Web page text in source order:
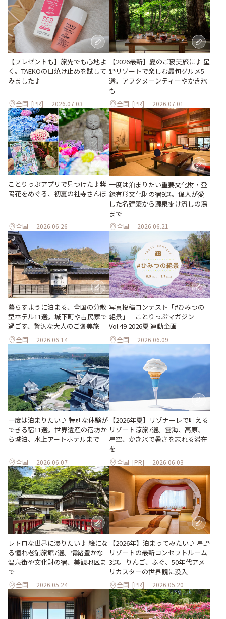
【プレゼントも】旅先でも心地よ
く。TAEKOの日焼け止めを試して
みました♪
全国 [PR] 2026.07.03
【2026最新】夏のご褒美旅に♪ 星
野リゾートで楽しむ最旬グルメ5
選。アフタヌーンティーやかき氷
も
全国 [PR] 2026.07.01
ことりっぷアプリで見つけた♪紫
陽花をめぐる、初夏の社寺さんぽ
全国 2026.06.26
一度は泊まりたい重要文化財・登
録有形文化財の宿9選。偉人が愛
した名建築から源泉掛け流しの湯
まで
全国 2026.06.21
暮らすように泊まる、全国の分散
型ホテル11選。城下町や古民家で
過ごす、贅沢な大人のご褒美旅
全国 2026.06.14
写真投稿コンテスト「#ひみつの
絶景」｜ことりっぷマガジン
Vol.49 2026夏 連動企画
全国 2026.06.09
一度は泊まりたい♪ 特別な体験が
できる宿11選。世界遺産の宿坊か
ら城泊、水上アートホテルまで
全国 2026.06.07
【2026年夏】リゾナーレで叶える
リゾート涼旅7選。雲海、高原、
星空、かき氷で暑さを忘れる滞在
を
全国 [PR] 2026.06.03
レトロな世界に浸りたい♪ 絵にな
る憧れ老舗旅館7選。情緒豊かな
温泉街や文化財の宿、美観地区ま
で
全国 2026.05.24
【2026年】泊まってみたい♪ 星野
リゾートの最新コンセプトルーム
3選。りんご、ふぐ、50年代アメ
リカスターの世界観に没入
全国 [PR] 2026.05.20